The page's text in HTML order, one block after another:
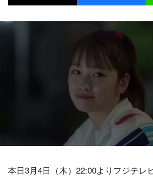
本日3月4日（木）22:00よりフジテレ